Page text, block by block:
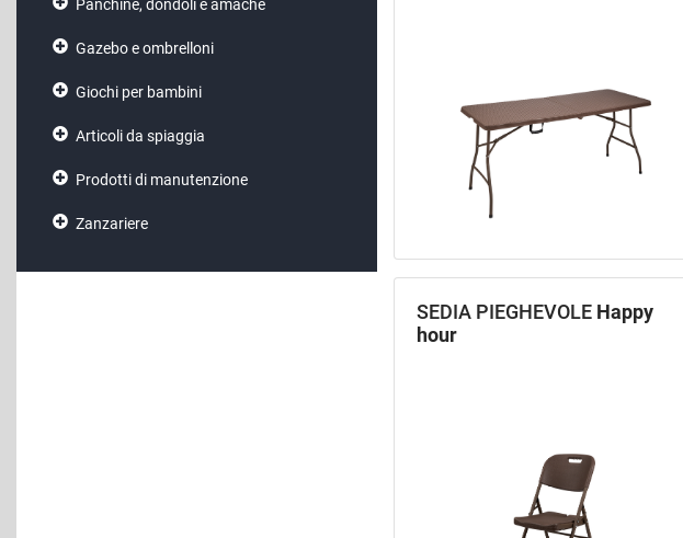
Panchine, dondoli e amache
Gazebo e ombrelloni
Giochi per bambini
Articoli da spiaggia
Prodotti di manutenzione
Zanzariere
SEDIA PIEGHEVOLE Happy
hour